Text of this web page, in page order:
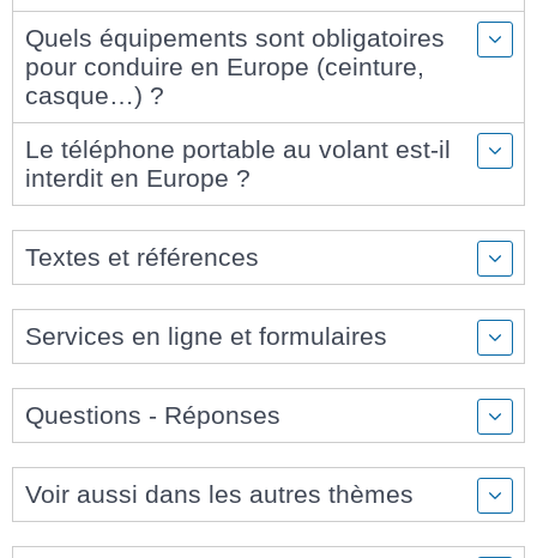
Quels équipements sont obligatoires
pour conduire en Europe (ceinture,
casque…) ?
Le téléphone portable au volant est-il
interdit en Europe ?
Textes et références
Services en ligne et formulaires
Questions - Réponses
Voir aussi dans les autres thèmes